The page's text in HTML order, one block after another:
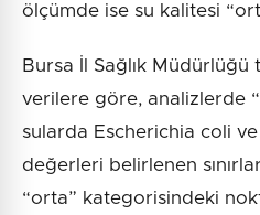
ölçümde ise su kalitesi
Bursa İl Sağlık Müdürlüğü
verilere göre, analizlerde
sularda Escherichia coli
değerleri belirlenen
“orta” kategorisindeki